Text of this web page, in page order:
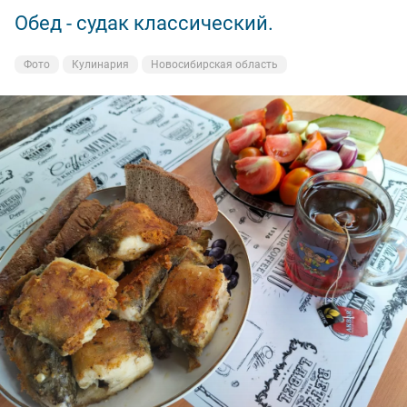
Обед - судак классический.
Фото Кулинария Новосибирская область
Вечерка.
Фото На рыбалке Новосибирская область